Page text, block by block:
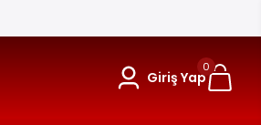
Giriş Yap
0